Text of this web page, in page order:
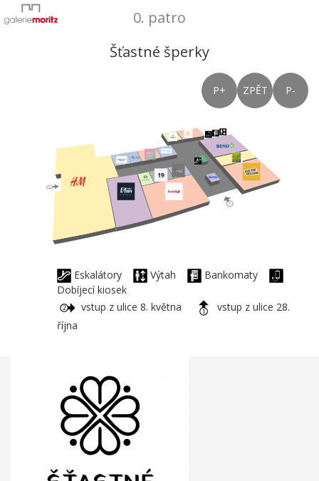
0. patro
Šťastné šperky
P-
ZPĚT
P+
Eskalátory Výtah
Bankomaty
Dobíjecí kiosek
vstup z ulice 8. května
vstup z ulice 28.
října